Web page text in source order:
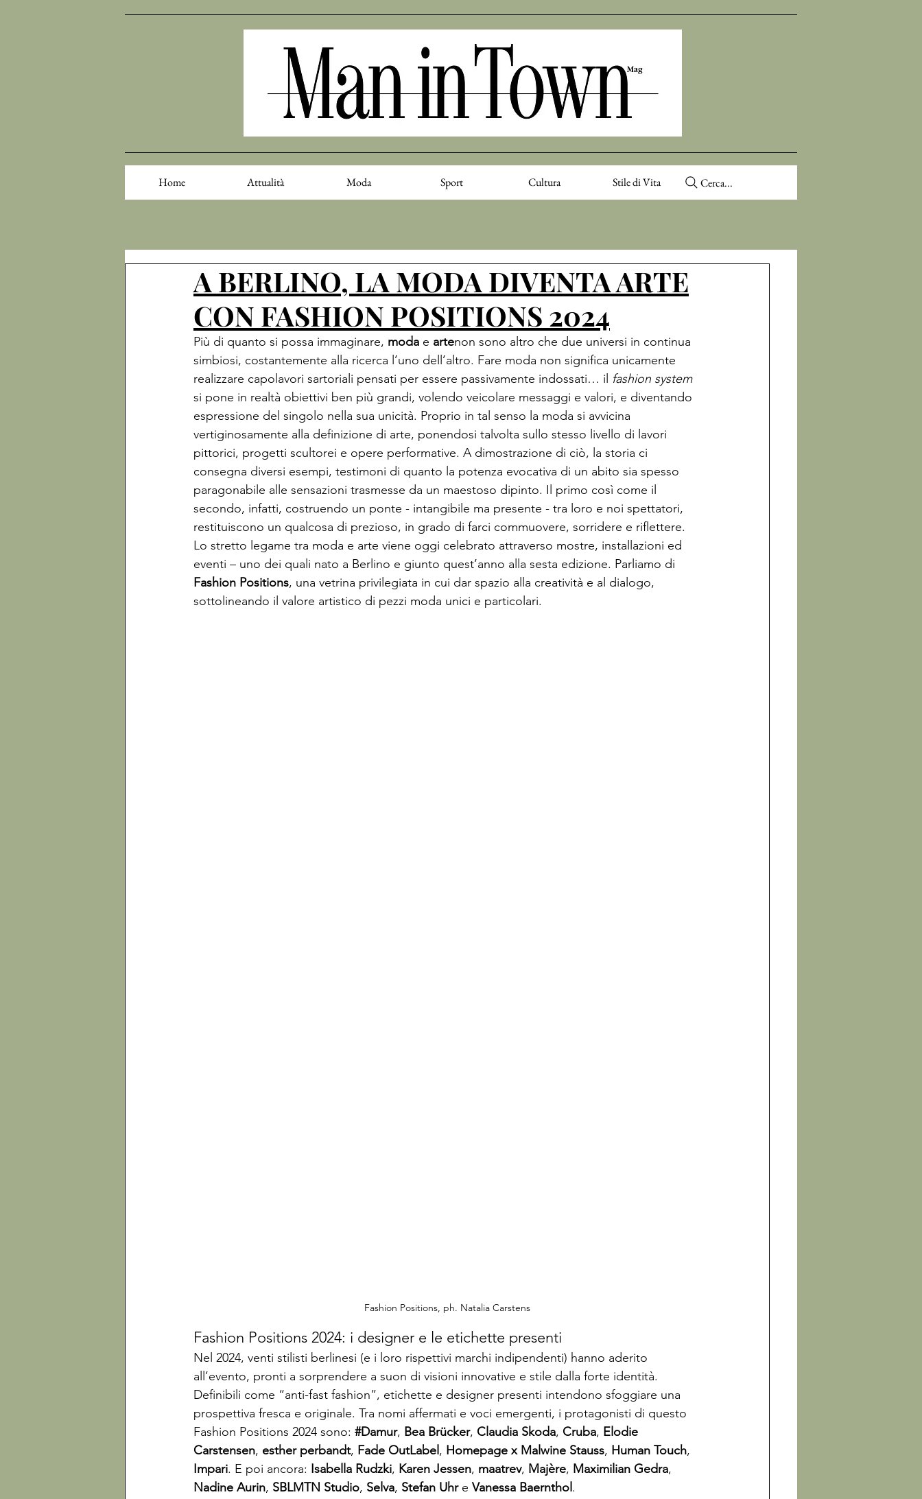
Home Attualità Moda Sport Cultura Stile di Vita Cerca...
A BERLINO, LA MODA DIVENTA ARTE
CON FASHION POSITIONS 2024
Più di quanto si possa immaginare, moda e artenon sono altro che due universi in continua
simbiosi, costantemente alla ricerca l’uno dell’altro. Fare moda non significa unicamente
realizzare capolavori sartoriali pensati per essere passivamente indossati… il fashion system
si pone in realtà obiettivi ben più grandi, volendo veicolare messaggi e valori, e diventando
espressione del singolo nella sua unicità. Proprio in tal senso la moda si avvicina
vertiginosamente alla definizione di arte, ponendosi talvolta sullo stesso livello di lavori
pittorici, progetti scultorei e opere performative. A dimostrazione di ciò, la storia ci
consegna diversi esempi, testimoni di quanto la potenza evocativa di un abito sia spesso
paragonabile alle sensazioni trasmesse da un maestoso dipinto. Il primo così come il
secondo, infatti, costruendo un ponte - intangibile ma presente - tra loro e noi spettatori,
restituiscono un qualcosa di prezioso, in grado di farci commuovere, sorridere e riflettere.
Lo stretto legame tra moda e arte viene oggi celebrato attraverso mostre, installazioni ed
eventi – uno dei quali nato a Berlino e giunto quest’anno alla sesta edizione. Parliamo di
Fashion Positions, una vetrina privilegiata in cui dar spazio alla creatività e al dialogo,
sottolineando il valore artistico di pezzi moda unici e particolari.
Fashion Positions, ph. Natalia Carstens
Fashion Positions 2024: i designer e le etichette presenti
Nel 2024, venti stilisti berlinesi (e i loro rispettivi marchi indipendenti) hanno aderito
all’evento, pronti a sorprendere a suon di visioni innovative e stile dalla forte identità.
Definibili come “anti-fast fashion”, etichette e designer presenti intendono sfoggiare una
prospettiva fresca e originale. Tra nomi affermati e voci emergenti, i protagonisti di questo
Fashion Positions 2024 sono: #Damur, Bea Brücker, Claudia Skoda, Cruba, Elodie
Carstensen, esther perbandt, Fade OutLabel, Homepage x Malwine Stauss, Human Touch,
Impari. E poi ancora: Isabella Rudzki, Karen Jessen, maatrev, Majère, Maximilian Gedra,
Nadine Aurin, SBLMTN Studio, Selva, Stefan Uhr e Vanessa Baernthol.